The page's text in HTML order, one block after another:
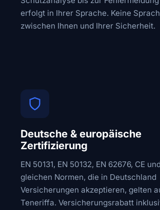
erfolgt in Ihrer Sprache. Keine
zwischen Ihnen und Ihrer Sicherheit.
Deutsche & europäische
Zertifizierung
EN 50131, EN 50132, EN 62676, CE
gleichen Normen, die in Deutschland
Versicherungen akzeptieren, gelten
Teneriffa. Versicherungsrabatt